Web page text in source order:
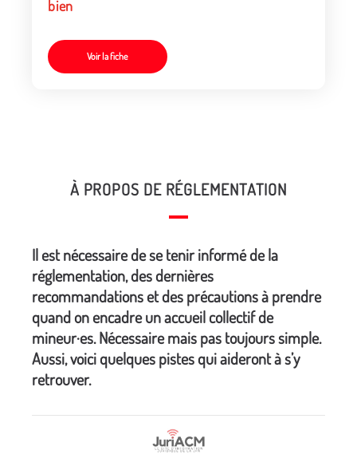
bien
Voir la fiche
À PROPOS DE RÉGLEMENTATION
Il est nécessaire de se tenir informé de la
réglementation, des dernières
recommandations et des précautions à prendre
quand on encadre un accueil collectif de
mineur·es. Nécessaire mais pas toujours simple.
Aussi, voici quelques pistes qui aideront à s’y
retrouver.